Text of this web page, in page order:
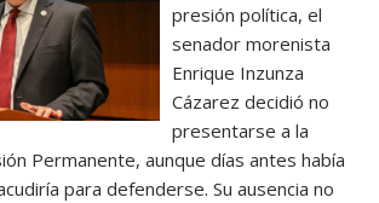
presión política, el
senador morenista
Enrique Inzunza
Cázarez decidió no
presentarse a la
Permanente, aunque días antes había
para defenderse. Su ausencia no